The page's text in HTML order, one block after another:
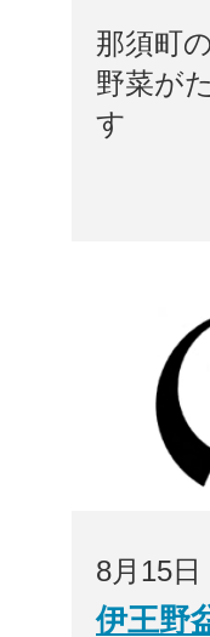
那須町
野菜が
す
8月15日
伊王野